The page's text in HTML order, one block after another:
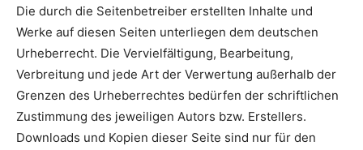
Die durch die Seitenbetreiber erstellten Inhalte und
Werke auf diesen Seiten unterliegen dem deutschen
Urheberrecht. Die Vervielfältigung, Bearbeitung,
Verbreitung und jede Art der Verwertung außerhalb der
Grenzen des Urheberrechtes bedürfen der schriftlichen
Zustimmung des jeweiligen Autors bzw. Erstellers.
Downloads und Kopien dieser Seite sind nur für den